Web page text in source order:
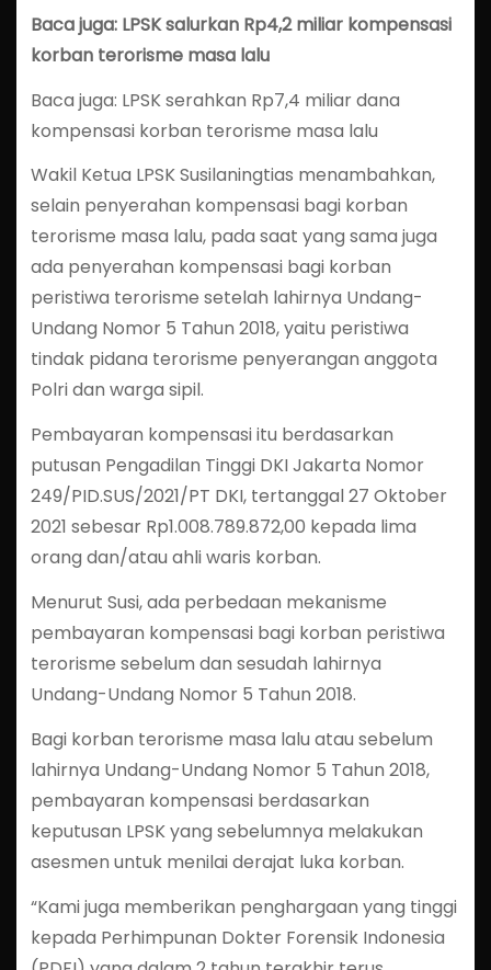
Baca juga: LPSK salurkan Rp4,2 miliar kompensasi
korban terorisme masa lalu
Baca juga: LPSK serahkan Rp7,4 miliar dana
kompensasi korban terorisme masa lalu
Wakil Ketua LPSK Susilaningtias menambahkan,
selain penyerahan kompensasi bagi korban
terorisme masa lalu, pada saat yang sama juga
ada penyerahan kompensasi bagi korban
peristiwa terorisme setelah lahirnya Undang-
Undang Nomor 5 Tahun 2018, yaitu peristiwa
tindak pidana terorisme penyerangan anggota
Polri dan warga sipil.
Pembayaran kompensasi itu berdasarkan
putusan Pengadilan Tinggi DKI Jakarta Nomor
249/PID.SUS/2021/PT DKI, tertanggal 27 Oktober
2021 sebesar Rp1.008.789.872,00 kepada lima
orang dan/atau ahli waris korban.
Menurut Susi, ada perbedaan mekanisme
pembayaran kompensasi bagi korban peristiwa
terorisme sebelum dan sesudah lahirnya
Undang-Undang Nomor 5 Tahun 2018.
Bagi korban terorisme masa lalu atau sebelum
lahirnya Undang-Undang Nomor 5 Tahun 2018,
pembayaran kompensasi berdasarkan
keputusan LPSK yang sebelumnya melakukan
asesmen untuk menilai derajat luka korban.
“Kami juga memberikan penghargaan yang tinggi
kepada Perhimpunan Dokter Forensik Indonesia